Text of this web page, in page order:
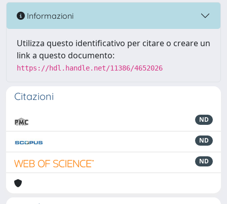
Informazioni
Utilizza questo identificativo per citare o creare un
link a questo documento:
https://hdl.handle.net/11386/4652026
Citazioni
ND
ND
ND